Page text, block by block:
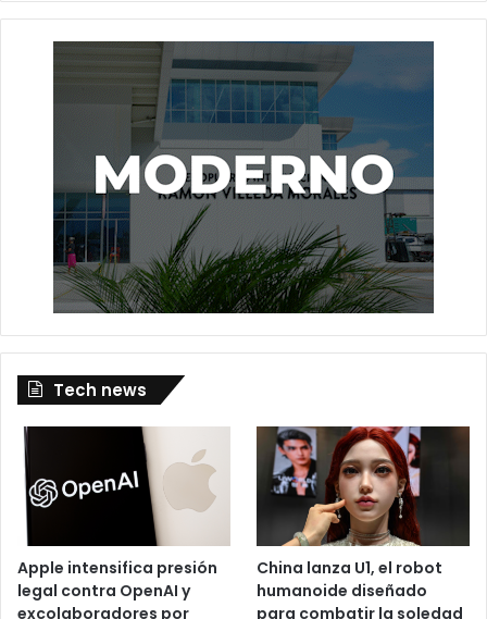
Tech news
Apple intensifica presión
legal contra OpenAI y
excolaboradores por
China lanza U1, el robot
humanoide diseñado
para combatir la soledad